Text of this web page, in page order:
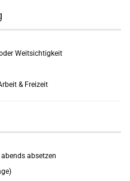
Weitsichtigkeit
& Freizeit
absetzen